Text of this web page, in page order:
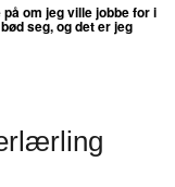
om jeg ville jobbe for i
seg, og det er jeg